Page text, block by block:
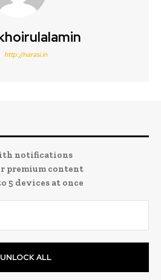
http://narasi.in
notifications
premium content
5 devices at once
UNLOCK ALL